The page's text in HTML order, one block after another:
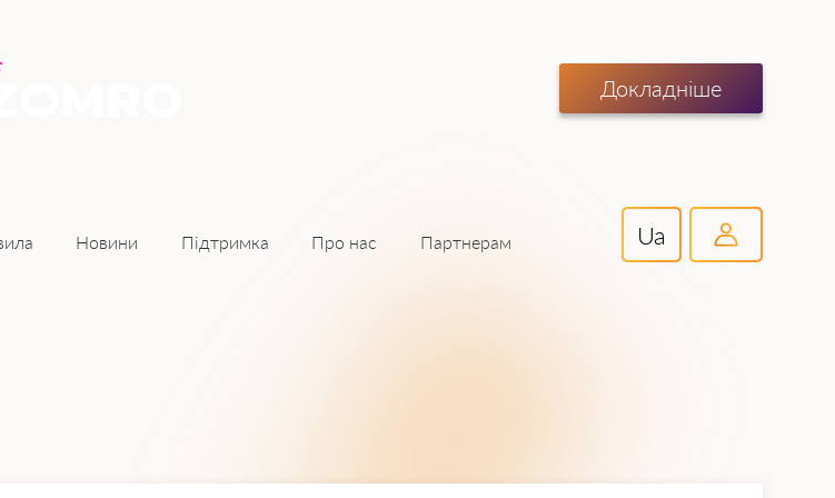
Докладніше
Новини Підтримка Про нас Партнерам Ua